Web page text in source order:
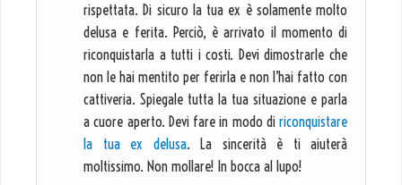
rispettata. Di sicuro la tua ex è solamente molto
delusa e ferita. Perciò, è arrivato il momento di
riconquistarla a tutti i costi. Devi dimostrarle che
non le hai mentito per ferirla e non l’hai fatto con
cattiveria. Spiegale tutta la tua situazione e parla
a cuore aperto. Devi fare in modo di riconquistare
la tua ex delusa. La sincerità è ti aiuterà
moltissimo. Non mollare! In bocca al lupo!